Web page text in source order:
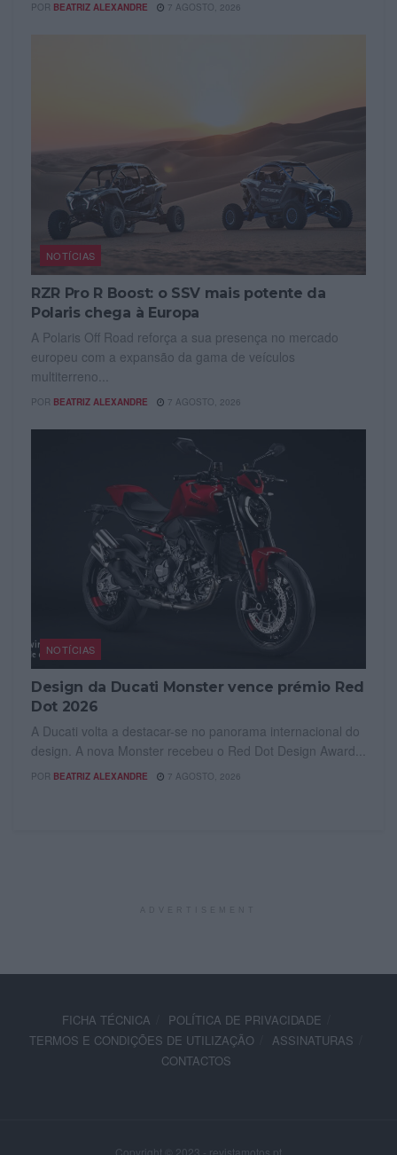
POR BEATRIZ ALEXANDRE 7 AGOSTO, 2026
NOTÍCIAS
RZR Pro R Boost: o SSV mais potente da
Polaris chega à Europa
A Polaris Off Road reforça a sua presença no mercado
europeu com a expansão da gama de veículos
multiterreno...
POR BEATRIZ ALEXANDRE 7 AGOSTO, 2026
NOTÍCIAS
Design da Ducati Monster vence prémio Red
Dot 2026
A Ducati volta a destacar-se no panorama internacional do
design. A nova Monster recebeu o Red Dot Design Award...
POR BEATRIZ ALEXANDRE 7 AGOSTO, 2026
FICHA TÉCNICA
POLÍTICA DE PRIVACIDADE
TERMOS E CONDIÇÕES DE UTILIZAÇÃO
ASSINATURAS
CONTACTOS
Copyright © 2023 - revistamotos.pt